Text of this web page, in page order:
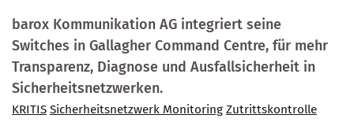
barox Kommunikation AG integriert seine
Switches in Gallagher Command Centre, für mehr
Transparenz, Diagnose und Ausfallsicherheit in
Sicherheitsnetzwerken.
KRITIS Sicherheitsnetzwerk Monitoring Zutrittskontrolle